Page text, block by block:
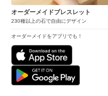
オーダーメイドブレスレット
230種以上の石で自由にデザイン
オーダーメイドをアプリでも！